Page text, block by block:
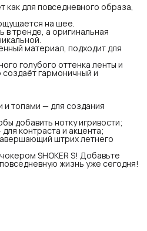
как для повседневного образа,
на шее.
в тренде, а оригинальная
материал, подходит для
голубого оттенка ленты и
гармоничный и
топами — для создания
добавить нотку игривости;
контраста и акцента;
штрих летнего
SHOKER S! Добавьте
жизнь уже сегодня!